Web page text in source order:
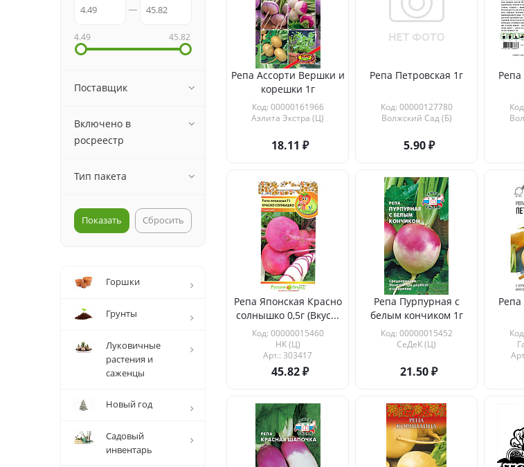
Репа Ассорти Вершки и
корешки 1г
Код: 00000161966
Аэлита Экстра (Ц)
18.11
Репа Петровская 1г
Код: 00000127780
Волжский Сад (Б)
5.90
Репа
Репа Японская Красно
солнышко 0,5г (Вкус...
Код: 00000015460
НК (Ц)
Арт.: 303417
45.82
Репа Пурпурная с
белым кончиком 1г
Код: 00000015452
СеДеК (Ц)
21.50
Репа
Горшки
Грунты
Луковичные
растения и
саженцы
Новый год
Садовый
инвентарь
4.49 45.82
Поставщик
Включено в
росреестр
Тип пакета
Сбросить